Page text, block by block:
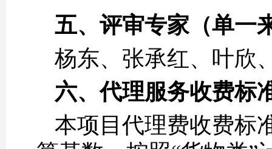
五、评审专家（单一
杨东、张承红、叶欣
六、代理服务收费标
本项目代理费收费标